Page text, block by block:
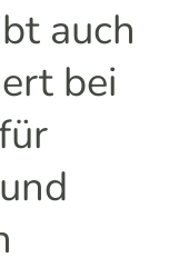
auch
bei